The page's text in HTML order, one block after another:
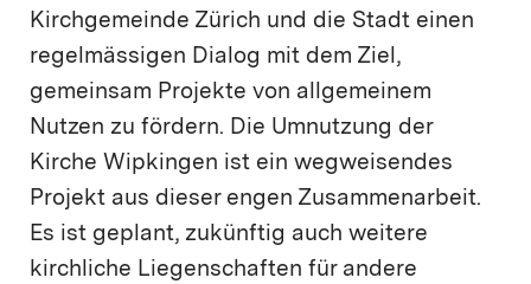
Kirchgemeinde Zürich und die Stadt einen
regelmässigen Dialog mit dem Ziel,
gemeinsam Projekte von allgemeinem
Nutzen zu fördern. Die Umnutzung der
Kirche Wipkingen ist ein wegweisendes
Projekt aus dieser engen Zusammenarbeit.
Es ist geplant, zukünftig auch weitere
kirchliche Liegenschaften für andere